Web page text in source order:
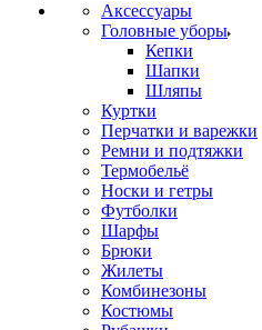
Аксессуары
Головные уборы
Кепки
Шапки
Шляпы
Куртки
Перчатки и варежки
Ремни и подтяжки
Термобельё
Носки и гетры
Футболки
Шарфы
Брюки
Жилеты
Комбинезоны
Костюмы